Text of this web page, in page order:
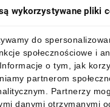
wykorzystywane pliki
do
społecznościowe i
o tym, jak
partnerom
Partnerzy
danymi otrzymanymi
Pobierz naszą aplikację